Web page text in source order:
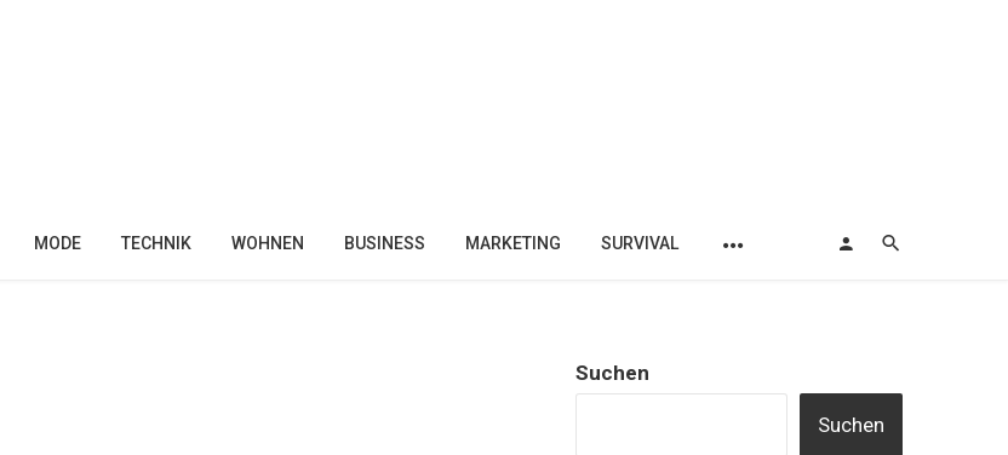
MODE TECHNIK WOHNEN BUSINESS MARKETING SURVIVAL
Suchen
Suchen